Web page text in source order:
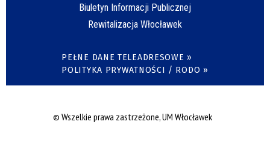
Biuletyn Informacji Publicznej
Rewitalizacja Włocławek
PEŁNE DANE TELEADRESOWE »
POLITYKA PRYWATNOŚCI / RODO »
© Wszelkie prawa zastrzeżone, UM Włocławek